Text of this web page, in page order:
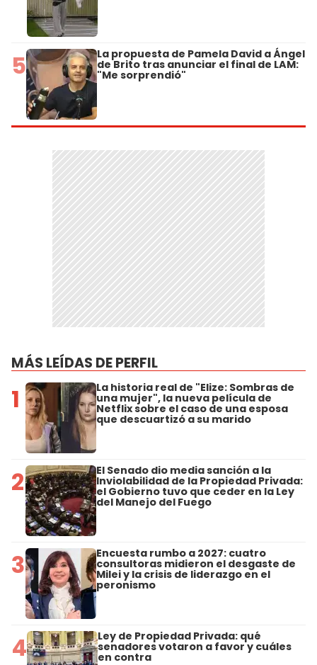
5 La propuesta de Pamela David a Ángel
de Brito tras anunciar el final de LAM:
"Me sorprendió"
MÁS LEÍDAS DE PERFIL
1 La historia real de "Elize: Sombras de
una mujer", la nueva película de
Netflix sobre el caso de una esposa
que descuartizó a su marido
2 El Senado dio media sanción a la
Inviolabilidad de la Propiedad Privada:
el Gobierno tuvo que ceder en la Ley
del Manejo del Fuego
3 Encuesta rumbo a 2027: cuatro
consultoras midieron el desgaste de
Milei y la crisis de liderazgo en el
peronismo
4 Ley de Propiedad Privada: qué
senadores votaron a favor y cuáles
en contra